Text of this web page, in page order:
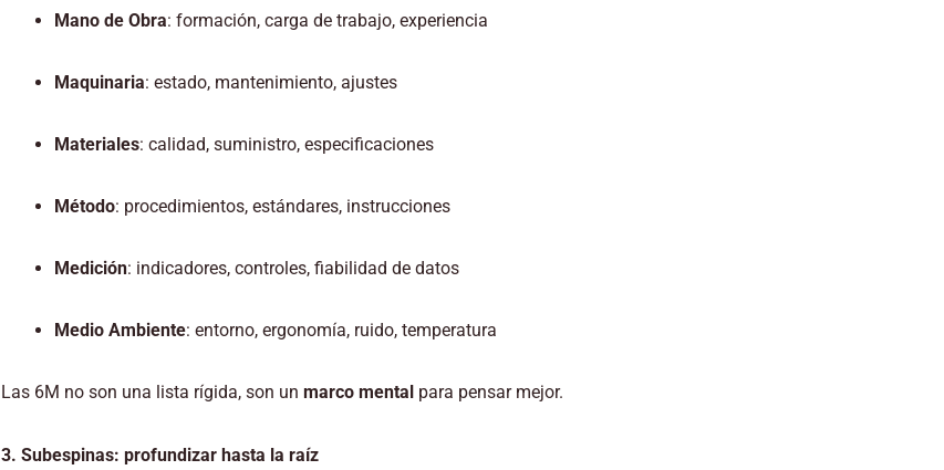
Mano de Obra: formación, carga de trabajo, experiencia
Maquinaria: estado, mantenimiento, ajustes
Materiales: calidad, suministro, especificaciones
Método: procedimientos, estándares, instrucciones
Medición: indicadores, controles, fiabilidad de datos
Medio Ambiente: entorno, ergonomía, ruido, temperatura
Las 6M no son una lista rígida, son un marco mentalpara pensar mejor.
3. Subespinas: profundizar hasta la raíz